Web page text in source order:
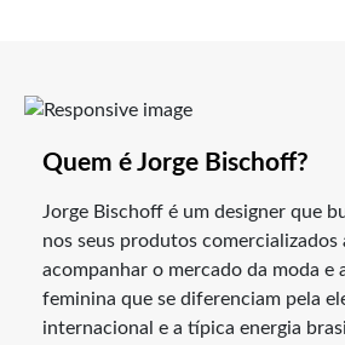
Quem é Jorge Bischoff?
Jorge Bischoff é um designer que
nos seus produtos comercializados
acompanhar o mercado da moda e
feminina que se diferenciam pela
internacional e a típica energia